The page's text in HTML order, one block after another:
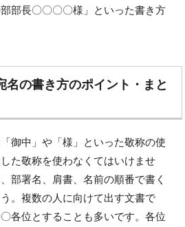
部長〇〇〇〇様」といった書き方
名の書き方のポイント・まと
御中」や「様」といった敬称の使
た敬称を使わなくてはいけませ
部署名、肩書、名前の順番で書く
。複数の人に向けて出す文書で
各位とすることも多いです。各位